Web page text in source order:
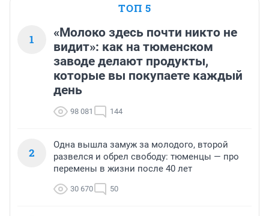
ТОП 5
1
«Молоко здесь почти никто не
видит»: как на тюменском
заводе делают продукты,
которые вы покупаете каждый
день
98 081 144
2
Одна вышла замуж за молодого, второй
развелся и обрел свободу: тюменцы — про
перемены в жизни после 40 лет
30 670 50